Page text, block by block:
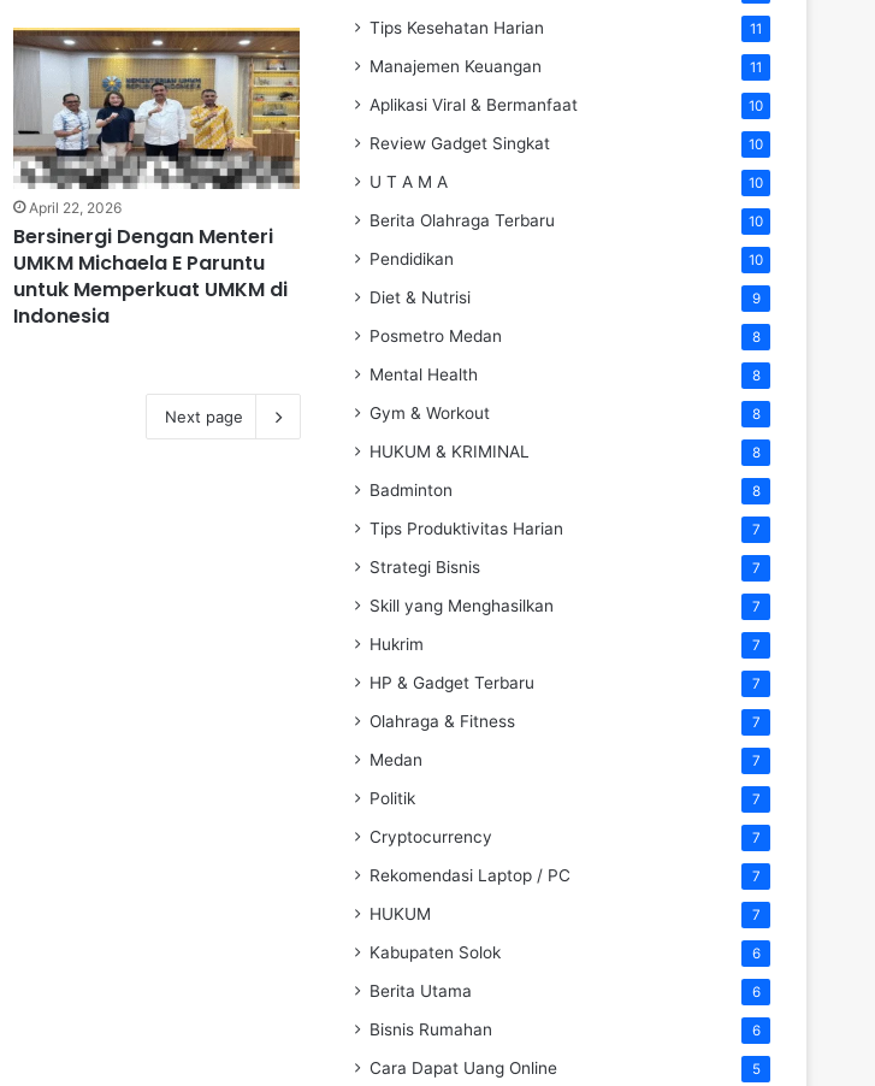
April 22, 2026
Bersinergi Dengan Menteri
UMKM Michaela E Paruntu
untuk Memperkuat UMKM di
Indonesia
Next page
Tips Kesehatan Harian 11
Manajemen Keuangan 11
Aplikasi Viral & Bermanfaat 10
Review Gadget Singkat 10
U T A M A 10
Berita Olahraga Terbaru 10
Pendidikan 10
Diet & Nutrisi 9
Posmetro Medan 8
Mental Health 8
Gym & Workout 8
HUKUM & KRIMINAL 8
Badminton 8
Tips Produktivitas Harian 7
Strategi Bisnis 7
Skill yang Menghasilkan 7
Hukrim 7
HP & Gadget Terbaru 7
Olahraga & Fitness 7
Medan 7
Politik 7
Cryptocurrency 7
Rekomendasi Laptop / PC 7
HUKUM 7
Kabupaten Solok 6
Berita Utama 6
Bisnis Rumahan 6
Cara Dapat Uang Online 5